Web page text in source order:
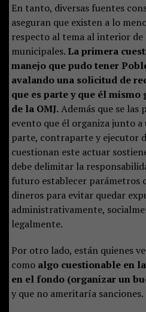
En tanto, diversas fuentes
aseguran que existen a lo
respecto al tema al interior
municipales. La primera
manejo que pudo tener
avalando una solicitud de
que es parte y que él
de la OMJ.Además que se las
evento que él organiza junto a
parte, contraparte y ejecutor
cuestionan este actuar
debe delimitar la
futuro establecer parámetros
dineros para evitar quedar
administrativamente,
legalmente.
Por otro lado, están quienes
como algo cuestionable en
en el fondo (organizar un
y que no ameritaría sanciones.